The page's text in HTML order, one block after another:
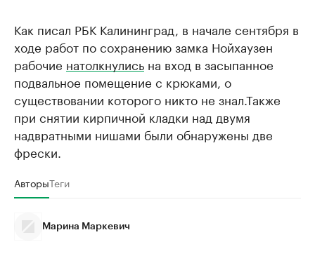
Как писал РБК Калининград, в начале сентября в
ходе работ по сохранению замка Нойхаузен
рабочие натолкнулись на вход в засыпанное
подвальное помещение с крюками, о
существовании которого никто не знал.Также
при снятии кирпичной кладки над двумя
надвратными нишами были обнаружены две
фрески.
АвторыТеги
Марина Маркевич